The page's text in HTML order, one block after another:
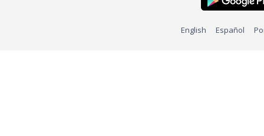
English Español